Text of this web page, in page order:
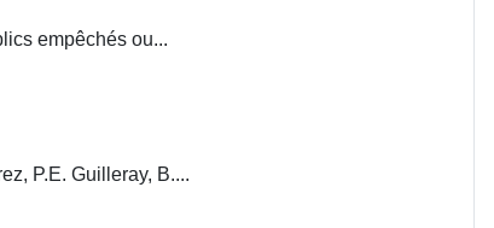
empêchés ou...
P.E. Guilleray, B....